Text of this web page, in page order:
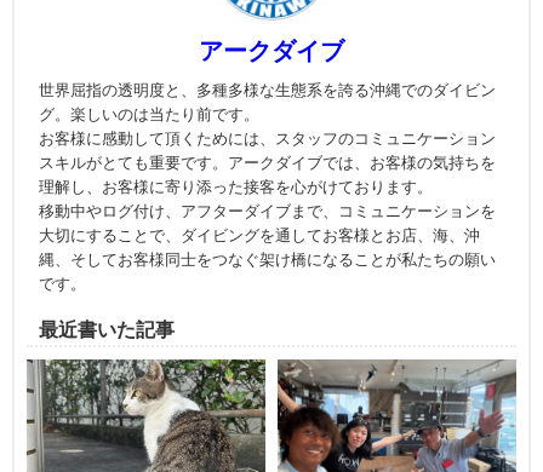
アークダイブ
世界屈指の透明度と、多種多様な生態系を誇る沖縄でのダイビン
グ。楽しいのは当たり前です。
お客様に感動して頂くためには、スタッフのコミュニケーション
スキルがとても重要です。アークダイブでは、お客様の気持ちを
理解し、お客様に寄り添った接客を心がけております。
移動中やログ付け、アフターダイブまで、コミュニケーションを
大切にすることで、ダイビングを通してお客様とお店、海、沖
縄、そしてお客様同士をつなぐ架け橋になることが私たちの願い
です。
最近書いた記事